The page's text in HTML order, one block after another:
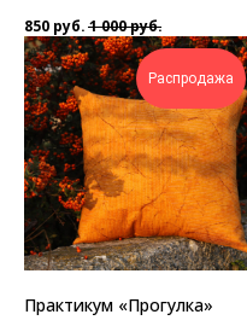
850 руб. 1 000руб.
Распродажа
Практикум «Прогулка»